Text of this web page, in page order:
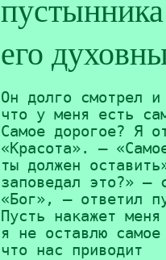
его
Он долго смотрел
что у меня есть
Самое дорогое? Я
«Красота». —
ты должен
заповедал это?»
«Бог», — ответил
Пусть накажет
я не оставлю
что нас приводит